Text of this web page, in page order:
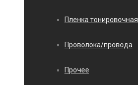
Пленка тонировочная
Проволока/провода
Прочее